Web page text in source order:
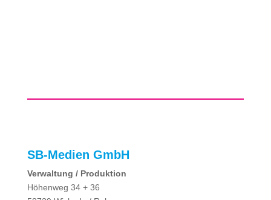
SB-Medien GmbH
Verwaltung / Produktion
Höhenweg 34 + 36